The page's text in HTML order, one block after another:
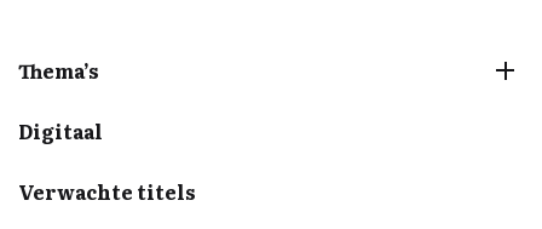
Thema’s
Digitaal
Verwachte titels